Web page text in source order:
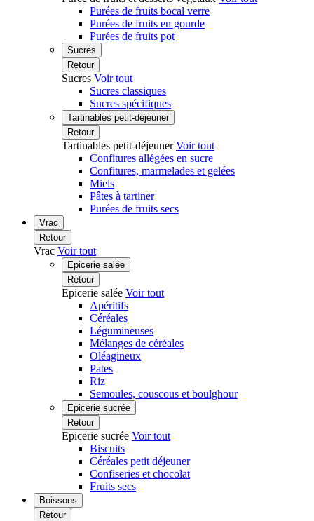
Purées de fruits bocal verre
Purées de fruits en gourde
Purées de fruits pot
Sucres
Retour
Sucres Voir tout
Sucres classiques
Sucres spécifiques
Tartinables petit-déjeuner
Retour
Tartinables petit-déjeunerVoir tout
Confitures allégées en sucre
Confitures, marmelades et gelées
Miels
Pâtes à tartiner
Purées de fruits secs
Vrac
Retour
Vrac Voir tout
Epicerie salée
Retour
Epicerie salée Voir tout
Apéritifs
Céréales
Légumineuses
Mélanges de céréales
Oléagineux
Pates
Riz
Semoules, couscous et boulghour
Epicerie sucrée
Retour
Epicerie sucrée Voir tout
Biscuits
Céréales petit déjeuner
Confiseries et chocolat
Fruits secs
Boissons
Retour